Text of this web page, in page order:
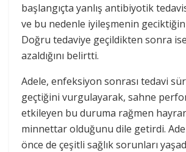
başlangıçta yanlış antibiyotik
ve bu nedenle iyileşmenin
Doğru tedaviye geçildikten sonra ise
azaldığını belirtti​.
Adele, enfeksiyon sonrası tedavi
geçtiğini vurgulayarak, sahne
etkileyen bu duruma rağmen
minnettar olduğunu dile getirdi.
önce de çeşitli sağlık sorunları